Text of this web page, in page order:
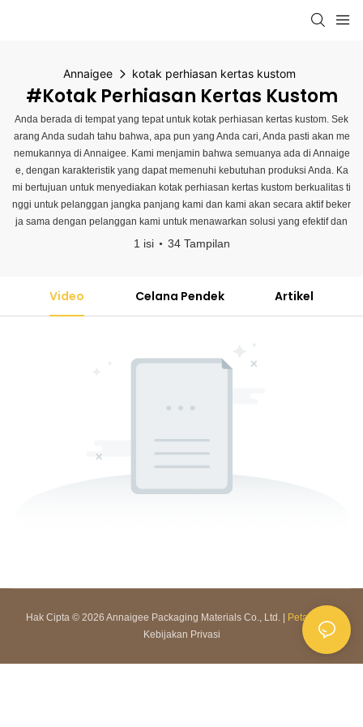
Annaigee kotak perhiasan kertas kustom
#kotak Perhiasan Kertas Kustom
Anda berada di tempat yang tepat untuk kotak perhiasan kertas kustom. Sek
arang Anda sudah tahu bahwa, apa pun yang Anda cari, Anda pasti akan me
nemukannya di Annaigee. Kami menjamin bahwa semuanya ada di Annaige
e, dengan karakteristik yang dapat memenuhi kebutuhan produksi Anda. Ka
mi bertujuan untuk menyediakan kotak perhiasan kertas kustom berkualitas ti
nggi untuk pelanggan jangka panjang kami dan kami akan secara aktif beker
ja sama dengan pelanggan kami untuk menawarkan solusi yang efektif dan
1 isi 34 Tampilan
Video Celana Pendek Artikel
Hak Cipta © 2026 Annaigee Packaging Materials Co., Ltd. | Peta Situs
Kebijakan Privasi